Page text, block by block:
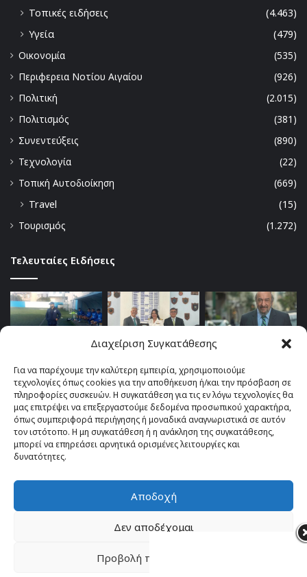
Διαχείριση Συγκατάθεσης
Για να παρέχουμε την καλύτερη εμπειρία, χρησιμοποιούμε
τεχνολογίες όπως cookies για την αποθήκευση ή/και την πρόσβαση σε
πληροφορίες συσκευών. Η συγκατάθεση για τις εν λόγω τεχνολογίες θα
μας επιτρέψει να επεξεργαστούμε δεδομένα προσωπικού χαρακτήρα,
όπως συμπεριφορά περιήγησης ή μοναδικά αναγνωριστικά σε αυτόν
τον ιστότοπο. Η μη συγκατάθεση ή η ανάκληση της συγκατάθεσης,
μπορεί να επηρεάσει αρνητικά ορισμένες λειτουργίες και
δυνατότητες.
Αποδοχή
Δεν αποδέχομαι
Προβολή προτιμήσεων
Τοπικές ειδήσεις
(4.463)
Υγεία
(479)
Οικονομία
(535)
Περιφερεια Νοτίου Αιγαίου
(926)
Πολιτική
(2.015)
Πολιτισμός
(381)
Συνεντεύξεις
(890)
Τεχνολογία
(22)
Τοπική Αυτοδιοίκηση
(669)
Travel
(15)
Τουρισμός
(1.272)
Τελευταίες Ειδήσεις
© Copyright 2026, All Rights Reserved |TOP fm 102.4